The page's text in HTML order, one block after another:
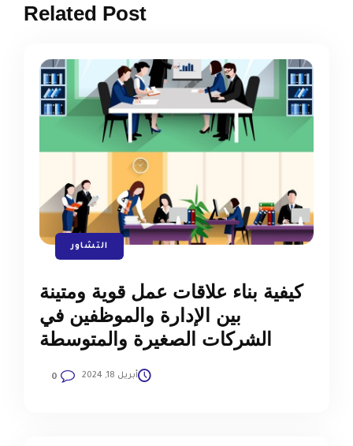
Related Post
التشاور
كيفية بناء علاقات عمل قوية ومتينة
بين الإدارة والموظفين في
الشركات الصغيرة والمتوسطة
أبريل 18, 2024 0